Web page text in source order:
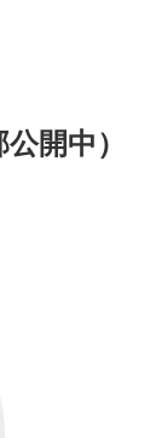
開中）